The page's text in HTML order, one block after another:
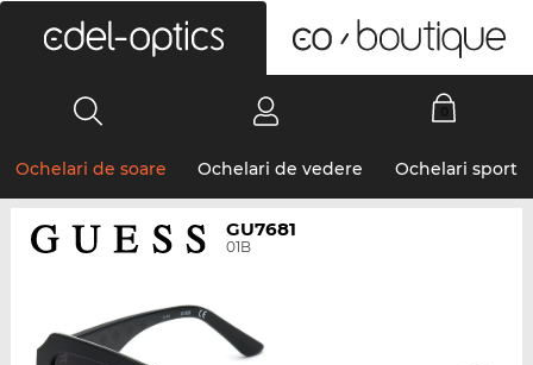
Ochelari de soare Ochelari de vedere Ochelari sport
GU7681
01B